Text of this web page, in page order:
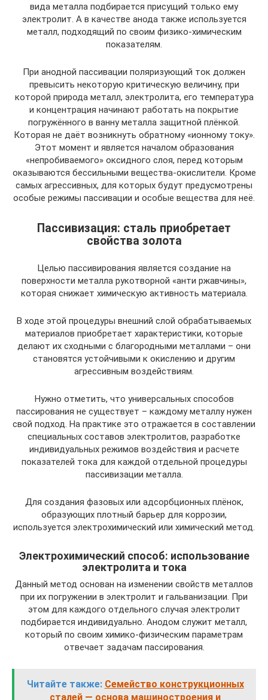
вида металла подбирается присущий только ему
электролит. А в качестве анода также используется
металл, подходящий по своим физико-химическим
показателям.
При анодной пассивации поляризующий ток должен
превысить некоторую критическую величину, при
которой природа металл, электролита, его температура
и концентрация начинают работать на покрытие
погружённого в ванну металла защитной плёнкой.
Которая не даёт возникнуть обратному «ионному току».
Этот момент и является началом образования
«непробиваемого» оксидного слоя, перед которым
оказываются бессильными вещества-окислители. Кроме
самых агрессивных, для которых будут предусмотрены
особые режимы пассивации и особые вещества для неё.
Пассивизация: сталь приобретает
свойства золота
Целью пассивирования является создание на
поверхности металла рукотворной «анти ржавчины»,
которая снижает химическую активность материала.
В ходе этой процедуры внешний слой обрабатываемых
материалов приобретает характеристики, которые
делают их сходными с благородными металлами – они
становятся устойчивыми к окислению и другим
агрессивным воздействиям.
Нужно отметить, что универсальных способов
пассирования не существует – каждому металлу нужен
свой подход. На практике это отражается в составлении
специальных составов электролитов, разработке
индивидуальных режимов воздействия и расчете
показателей тока для каждой отдельной процедуры
пассивизации металла.
Для создания фазовых или адсорбционных плёнок,
образующих плотный барьер для коррозии,
используется электрохимический или химический метод.
Электрохимический способ: использование
электролита и тока
Данный метод основан на изменении свойств металлов
при их погружении в электролит и гальванизации. При
этом для каждого отдельного случая электролит
подбирается индивидуально. Анодом служит металл,
который по своим химико-физическим параметрам
отвечает задачам пассирования.
Читайте также: Семейство конструкционных
сталей — основа машиностроения и